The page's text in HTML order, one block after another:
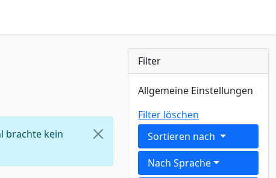
brachte kein
Filter
Allgemeine Einstellungen
Filter löschen
Sortieren nach
Nach Sprache